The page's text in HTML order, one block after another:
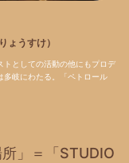
ょうすけ）
トとしての活動の他にもプロデ
多岐にわたる。「ペトロール
」＝「STUDIO